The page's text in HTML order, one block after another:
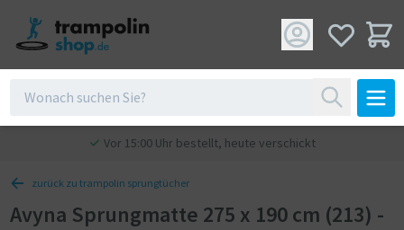
Vor 15:00 Uhr bestellt, heute verschickt
zurück zu trampolin sprungtücher
Avyna Sprungmatte 275 x 190 cm (213) -